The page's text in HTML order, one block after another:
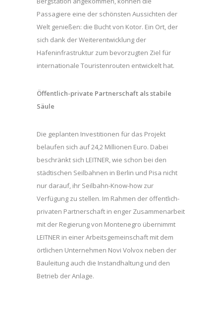
Passagiere eine der schönsten Aussichten der
Welt genießen: die Bucht von Kotor. Ein Ort, der
sich dank der Weiterentwicklung der
Hafeninfrastruktur zum bevorzugten Ziel für
internationale Touristenrouten entwickelt hat.
Öffentlich-private Partnerschaft als stabile
Säule
Die geplanten Investitionen für das Projekt
belaufen sich auf 24,2 Millionen Euro. Dabei
beschränkt sich LEITNER, wie schon bei den
städtischen Seilbahnen in Berlin und Pisa nicht
nur darauf, ihr Seilbahn-Know-how zur
Verfügung zu stellen. Im Rahmen der öffentlich-
privaten Partnerschaft in enger Zusammenarbeit
mit der Regierung von Montenegro übernimmt
LEITNER in einer Arbeitsgemeinschaft mit dem
örtlichen Unternehmen Novi Volvox neben der
Bauleitung auch die Instandhaltung und den
Betrieb der Anlage.